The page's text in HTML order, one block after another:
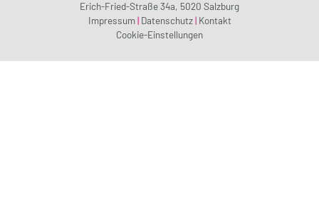
Erich-Fried-Straße 34a, 5020 Salzburg
Impressum | Datenschutz | Kontakt
Cookie-Einstellungen